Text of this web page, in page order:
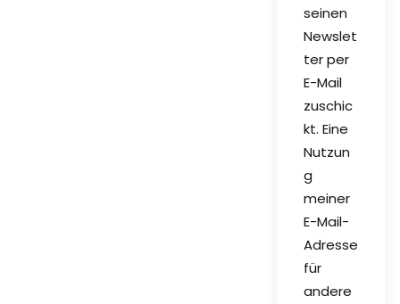
seinen
Newslet
ter per
E-Mail
zuschic
kt. Eine
Nutzun
g
meiner
E-Mail-
Adresse
für
andere